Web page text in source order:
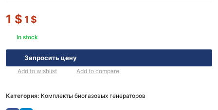
1 $ 1 $
In stock
Запросить цену
Add to wishlist Add to compare
Категория: Комплекты биогазовых генераторов